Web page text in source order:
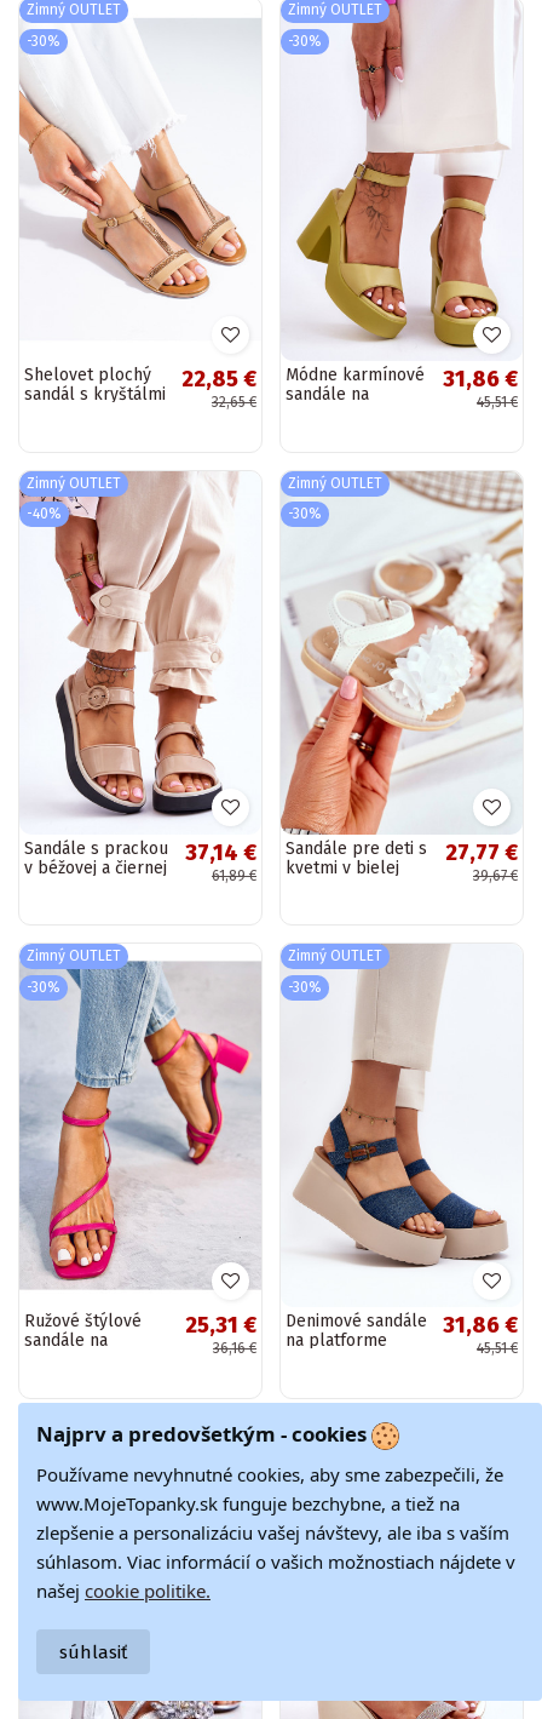
Zimný OUTLET
-30%
Shelovet plochý
sandál s kryštálmi
22,85 €
32,65 €
Zimný OUTLET
-30%
Módne karmínové
sandále na
31,86 €
45,51 €
Zimný OUTLET
-40%
Sandále s prackou
v béžovej a čiernej
37,14 €
61,89 €
Zimný OUTLET
-30%
Sandále pre deti s
kvetmi v bielej
27,77 €
39,67 €
Zimný OUTLET
-30%
Ružové štýlové
sandále na
25,31 €
36,16 €
Zimný OUTLET
-30%
Denimové sandále
na platforme
31,86 €
45,51 €
Zimný OUTLET
Zimný OUTLET
Najprv a predovšetkým - cookies
Používame nevyhnutné cookies, aby sme zabezpečili, že
www.MojeTopanky.sk funguje bezchybne, a tiež na
zlepšenie a personalizáciu vašej návštevy, ale iba s vaším
súhlasom. Viac informácií o vašich možnostiach nájdete v
našej cookie politike.
súhlasiť